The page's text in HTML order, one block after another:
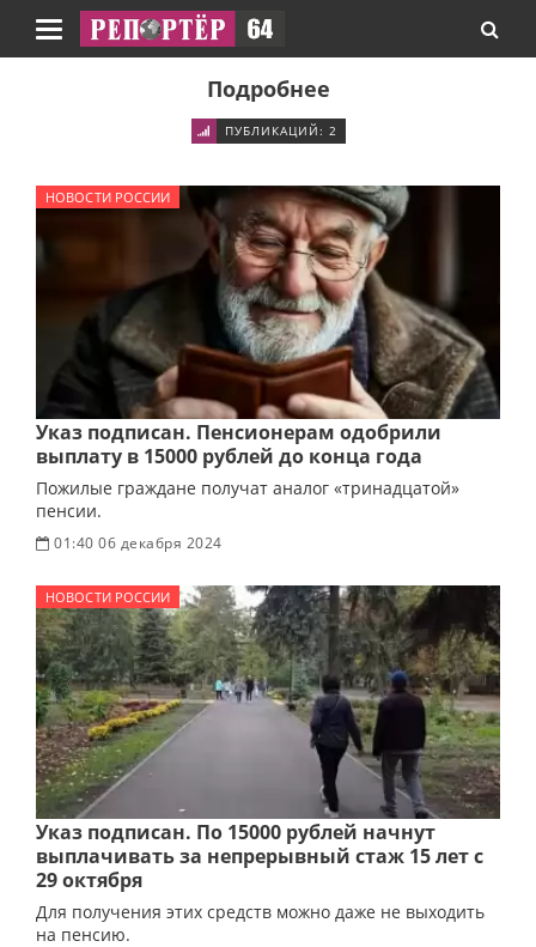
Навигация
Подробнее
ПУБЛИКАЦИЙ: 2
НОВОСТИ РОССИИ
Указ подписан. Пенсионерам одобрили
выплату в 15000 рублей до конца года
Пожилые граждане получат аналог «тринадцатой»
пенсии.
01:40 06 декабря 2024
НОВОСТИ РОССИИ
Указ подписан. По 15000 рублей начнут
выплачивать за непрерывный стаж 15 лет с
29 октября
Для получения этих средств можно даже не выходить
на пенсию.